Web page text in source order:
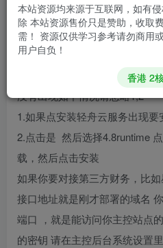
者https，跟你你实际情况，反
才部署的主控站点。如果设置
没有出现如下情况请忽略1,2
1.如果点安装轻舟云服务出现要
2.点击是 然后选择4.8runtime
载，然后点击安装
如果你要对接第三方财务，比
接口地址就是刚才部署的域名
端口 ，就是能访问你主控站点
的密钥 请在主控后台系统设置
本站资源均来源于互联网，如有
除 本站资源售价只是赞助，收取
需！ 资源仅供学习参考请勿商用
用户自负！
香港 2